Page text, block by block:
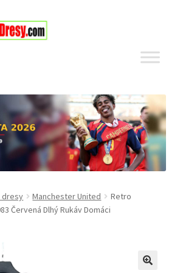
dresy Manchester United
Retro
Červená Dlhý Rukáv Domáci